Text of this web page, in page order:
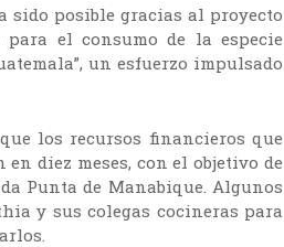
sido posible gracias al proyecto
el consumo de la especie
un esfuerzo impulsado
los recursos financieros que
diez meses, con el objetivo de
Punta de Manabique. Algunos
y sus colegas cocineras para